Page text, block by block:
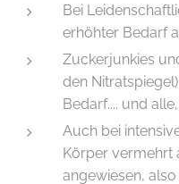
Bei
erhöhter Bedarf
Zuckerjunkies
den
Bedarf.... und
Auch bei
Körper vermehrt
angewiesen,